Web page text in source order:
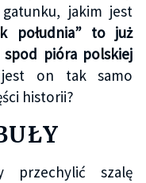
jakim jest
południa” to już
pióra polskiej
on tak samo
historii?
przechylić szalę